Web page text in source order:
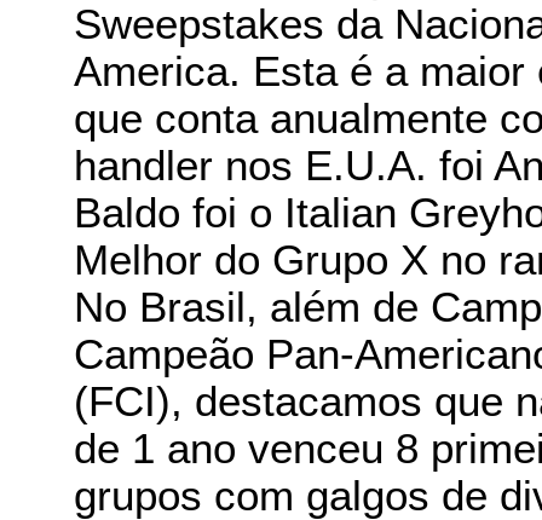
Sweepstakes da
America. Esta é a
que conta anualmente
handler nos E.U.A. foi
Baldo foi o Italian
Melhor do Grupo X no
No Brasil, além de
Campeão Pan-
(FCI), destacamos que
de 1 ano venceu 8
grupos com galgos de